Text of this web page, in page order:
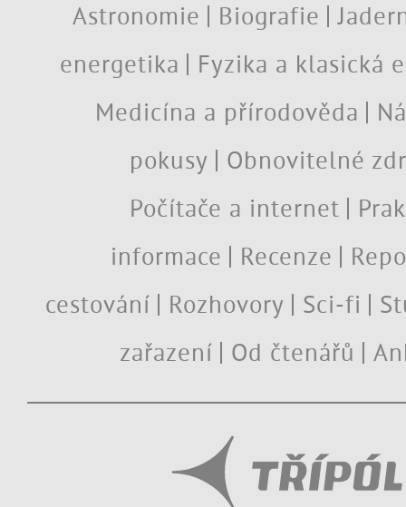
Astronomie Biografie
energetika
Fyzika a klasická
Medicína a přírodověda
pokusy
Obnovitelné
Počítače a internet
informace
Recenze
cestování
Rozhovory Sci-fi
zařazení
Od čtenářů